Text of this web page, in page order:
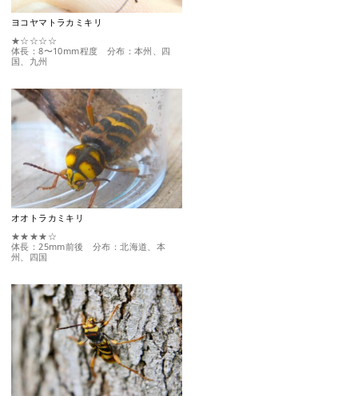
ヨコヤマトラカミキリ
★☆☆☆☆
体長：8〜10mm程度 分布：本州、四
国、九州
オオトラカミキリ
★★★★☆
体長：25mm前後 分布：北海道、本
州、四国